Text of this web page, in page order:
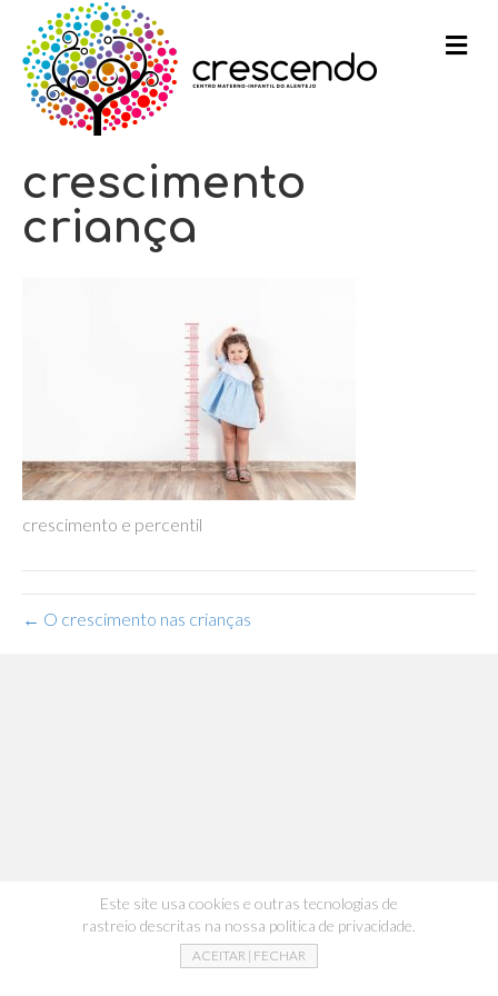
m
e
crescimento
criança
crescimento e percentil
← O crescimento nas crianças
Este site usa cookies e outras tecnologias de
rastreio descritas na nossa politica de privacidade.
ACEITAR | FECHAR